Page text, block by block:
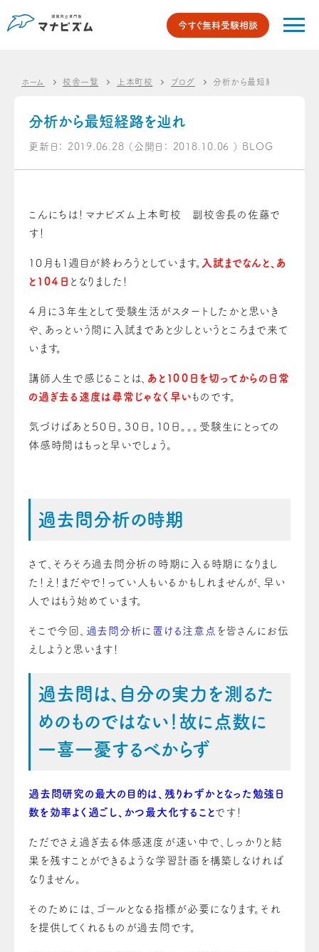
今すぐ無料受験相談
ホーム 校舎一覧 上本町校 ブログ 分析から最短経路を辿れ
分析から最短経路を辿れ
更新日： 2019.06.28 （公開日： 2018.10.06 ） BLOG
こんにちは！マナビズム上本町校 副校舎長の佐藤で
す！
１０月も１週目が終わろうとしています。 入試までなんと、あ
と１０４日 となりました！
４月に３年生として受験生活がスタートしたかと思いき
や、あっという間に入試まであと少しというところまで来て
います。
講師人生で感じることは、 あと１００日を切ってからの日常
の過ぎ去る速度は尋常じゃなく早い ものです。
気づけばあと５０日。３０日。１０日。。。受験生にとっての
体感時間はもっと早いでしょう。
過去問分析の時期
さて、そろそろ過去問分析の時期に入る時期になりまし
た！え！まだやで！ってい人もいるかもしれませんが、早い
人ではもう始めています。
そこで今回、 過去問分析に置ける注意点 を皆さんにお伝
えしようと思います！
過去問は、自分の実力を測るた
めのものではない！故に点数に
一喜一憂するべからず
過去問研究の最大の目的は、残りわずかとなった勉強日
数を効率よく過ごし、かつ最大化することです！
ただでさえ過ぎ去る体感速度が速い中で、しっかりと結
果を残すことができるような学習計画を構築しなければ
なりません。
そのためには、ゴールとなる指標が必要になります。それ
を提供してくれるものが過去問です。